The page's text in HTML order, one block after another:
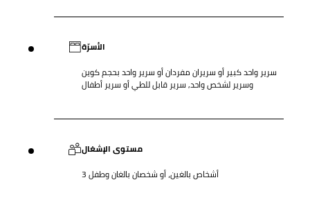
الأسرّة
سرير واحد كبير أو سريران مفردان أو سرير واحد بحجم كوين
وسرير لشخص واحد, سرير قابل للطي أو سرير أطفال
مستوى الإشغال
3 أشخاص بالغين، أو شخصان بالغان وطفل